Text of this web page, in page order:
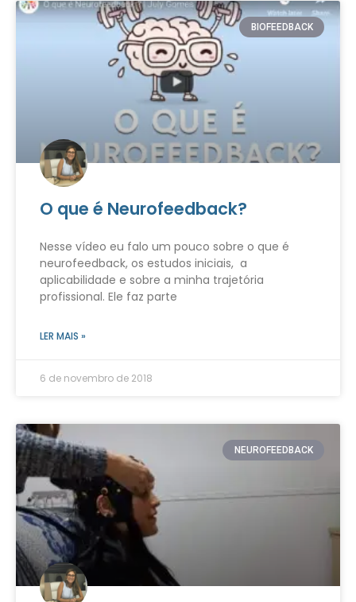
BIOFEEDBACK
O que é Neurofeedback?
Nesse vídeo eu falo um pouco sobre o que é
neurofeedback, os estudos iniciais, a
aplicabilidade e sobre a minha trajetória
profissional. Ele faz parte
LER MAIS »
6 de novembro de 2018
NEUROFEEDBACK